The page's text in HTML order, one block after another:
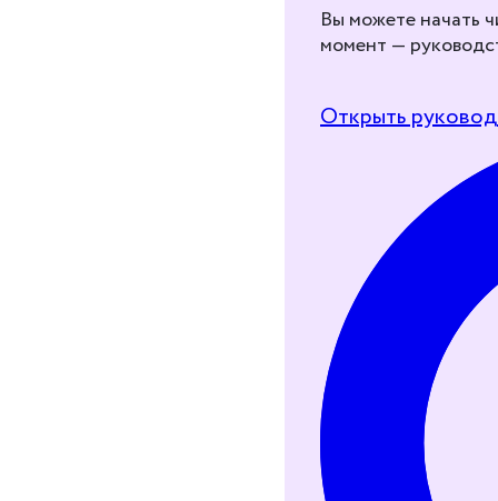
Рассказываем, как
интеллект, навыки
Вы можете начать
момент —
Открыть